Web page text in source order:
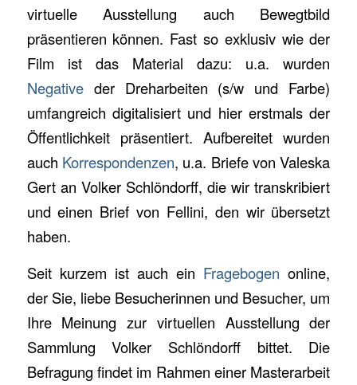
virtuelle Ausstellung auch Bewegtbild
präsentieren können. Fast so exklusiv wie der
Film ist das Material dazu: u.a. wurden
Negativeder Dreharbeiten (s/w und Farbe)
umfangreich digitalisiert und hier erstmals der
Öffentlichkeit präsentiert. Aufbereitet wurden
auch Korrespondenzen, u.a. Briefe von Valeska
Gert an Volker Schlöndorff, die wir transkribiert
und einen Brief von Fellini, den wir übersetzt
haben.
Seit kurzem ist auch ein Fragebogen online,
der Sie, liebe Besucherinnen und Besucher, um
Ihre Meinung zur virtuellen Ausstellung der
Sammlung Volker Schlöndorff bittet. Die
Befragung findet im Rahmen einer Masterarbeit